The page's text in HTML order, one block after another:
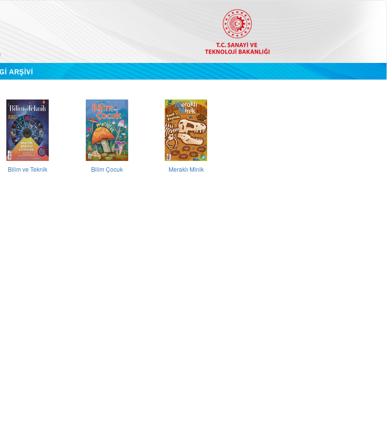
Bilim ve Teknik Bilim Çocuk Meraklı Minik